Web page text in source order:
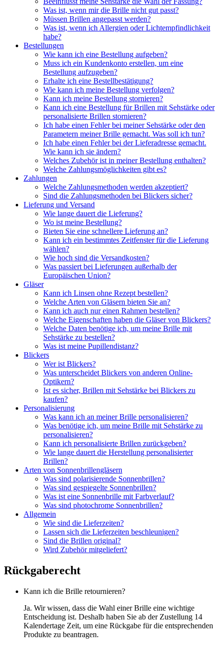
Was ist, wenn mir die Brille nicht gut passt?
Müssen Brillen angepasst werden?
Was ist, wenn ich Allergien oder Lichtempfindlichkeit
habe?
Bestellungen
Wie kann ich eine Bestellung aufgeben?
Muss ich ein Kundenkonto erstellen, um eine
Bestellung aufzugeben?
Erhalte ich eine Bestellbestätigung?
Wie kann ich meine Bestellung verfolgen?
Kann ich meine Bestellung stornieren?
Kann ich eine Bestellung für Brillen mit Sehstärke oder
personalisierte Brillen stornieren?
Ich habe einen Fehler bei meiner Sehstärke oder den
Parametern meiner Brille gemacht. Was soll ich tun?
Ich habe einen Fehler bei der Lieferadresse gemacht.
Wie kann ich sie ändern?
Welches Zubehör ist in meiner Bestellung enthalten?
Welche Zahlungsmöglichkeiten gibt es?
Zahlungen
Welche Zahlungsmethoden werden akzeptiert?
Sind die Zahlungsmethoden bei Blickers sicher?
Lieferung und Versand
Wie lange dauert die Lieferung?
Wo ist meine Bestellung?
Bieten Sie eine schnellere Lieferung an?
Kann ich ein bestimmtes Zeitfenster für die Lieferung
wählen?
Wie hoch sind die Versandkosten?
Was passiert bei Lieferungen außerhalb der
Europäischen Union?
Gläser
Kann ich Linsen ohne Rezept bestellen?
Welche Arten von Gläsern bieten Sie an?
Kann ich auch nur einen Rahmen bestellen?
Welche Eigenschaften haben die Gläser von Blickers?
Welche Daten benötige ich, um meine Brille mit
Sehstärke zu bestellen?
Was ist meine Pupillendistanz?
Blickers
Wer ist Blickers?
Was unterscheidet Blickers von anderen Online-
Optikern?
Ist es sicher, Brillen mit Sehstärke bei Blickers zu
kaufen?
Personalisierung
Was kann ich an meiner Brille personalisieren?
Was benötige ich, um meine Brille mit Sehstärke zu
personalisieren?
Kann ich personalisierte Brillen zurückgeben?
Wie lange dauert die Herstellung personalisierter
Brillen?
Arten von Sonnenbrillengläsern
Was sind polarisierende Sonnenbrillen?
Was sind gespiegelte Sonnenbrillen?
Was ist eine Sonnenbrille mit Farbverlauf?
Was sind photochrome Sonnenbrillen?
Allgemein
Wie sind die Lieferzeiten?
Lassen sich die Lieferzeiten beschleunigen?
Sind die Brillen original?
Wird Zubehör mitgeliefert?
Rückgaberecht
Kann ich die Brille retournieren?
Ja. Wir wissen, dass die Wahl einer Brille eine wichtige
Entscheidung ist. Deshalb haben Sie ab der Zustellung 14
Kalendertage Zeit, um eine Rückgabe für die entsprechenden
Produkte zu beantragen.